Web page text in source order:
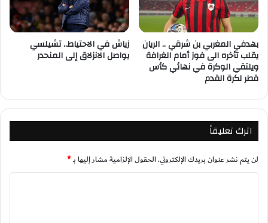
بهدفي المغربي بن شرقي .. الريان
يقلب تأخره الى فوز أمام الغرافة
ويلتقي الوكرة في نهائي كأس
قطر لكرة القدم
زياش في الاحتياط.. تشيلسي
يواصل الانزلاق إلى المنحدر
اترك تعليقاً
لن يتم نشر عنوان بريدك الإلكتروني.الحقول الإلزامية مشار إليها بـ*